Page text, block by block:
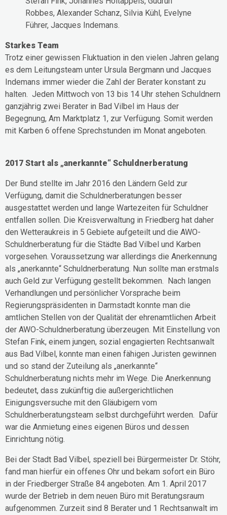
Robbes, Alexander Schanz, Silvia Kühl, Evelyne
Führer, Jacques Indemans.
Starkes Team
Trotz einer gewissen Fluktuation in den vielen Jahren gelang
es dem Leitungsteam unter Ursula Bergmann und Jacques
Indemans immer wieder die Zahl der Berater konstant zu
halten. Jeden Mittwoch von 13 bis 14 Uhr stehen Schuldnern
ganzjährig zwei Berater in Bad Vilbel im Haus der
Begegnung, Am Marktplatz 1, zur Verfügung. Somit werden
mit Karben 6 offene Sprechstunden im Monat angeboten.
2017 Start als „anerkannte“ Schuldnerberatung
Der Bund stellte im Jahr 2016 den Ländern Geld zur
Verfügung, damit die Schuldnerberatungen besser
ausgestattet werden und lange Wartezeiten für Schuldner
entfallen sollen. Die Kreisverwaltung in Friedberg hat daher
den Wetteraukreis in 5 Gebiete aufgeteilt und die AWO-
Schuldnerberatung für die Städte Bad Vilbel und Karben
vorgesehen. Voraussetzung war allerdings die Anerkennung
als „anerkannte“ Schuldnerberatung. Nun sollte man erstmals
auch Geld zur Verfügung gestellt bekommen. Nach langen
Verhandlungen und persönlicher Vorsprache beim
Regierungspräsidenten in Darmstadt konnte man die
amtlichen Stellen von der Qualität der ehrenamtlichen Arbeit
der AWO-Schuldnerberatung überzeugen. Mit Einstellung von
Stefan Fink, einem jungen, sozial engagierten Rechtsanwalt
aus Bad Vilbel, konnte man einen fähigen Juristen gewinnen
und so stand der Zuteilung als „anerkannte“
Schuldnerberatung nichts mehr im Wege. Die Anerkennung
bedeutet, dass zukünftig die außergerichtlichen
Einigungsversuche mit den Gläubigern vom
Schuldnerberatungsteam selbst durchgeführt werden. Dafür
war die Anmietung eines eigenen Büros und dessen
Einrichtung nötig.
Bei der Stadt Bad Vilbel, speziell bei Bürgermeister Dr. Stöhr,
fand man hierfür ein offenes Ohr und bekam sofort ein Büro
in der Friedberger Straße 84 angeboten. Am 1. April 2017
wurde der Betrieb in dem neuen Büro mit Beratungsraum
aufgenommen. Zurzeit sind 8 Berater und 1 Rechtsanwalt im